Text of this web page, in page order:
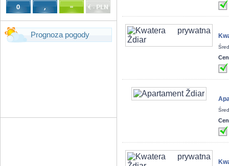
Prognoza pogody